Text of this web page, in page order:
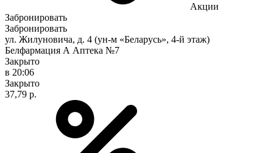
Акции
Забронировать
Забронировать
ул. Жилуновича, д. 4 (ун-м «Беларусь», 4-й этаж)
Белфармация А Аптека №7
Закрыто
в 20:06
Закрыто
37,79 р.